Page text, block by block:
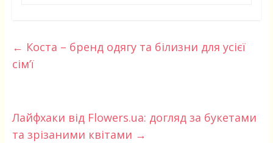
← Коста – бренд одягу та білизни для усієї
сім’ї
Лайфхаки від Flowers.ua: догляд за букетами
та зрізаними квітами →